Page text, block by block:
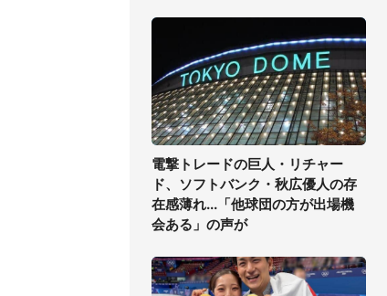
電撃トレードの巨人・リチャー
ド、ソフトバンク・秋広優人の存
在感薄れ...「他球団の方が出場機
会ある」の声が